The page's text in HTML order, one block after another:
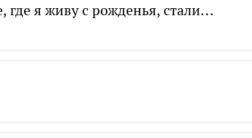
где я живу с рожденья, стали...